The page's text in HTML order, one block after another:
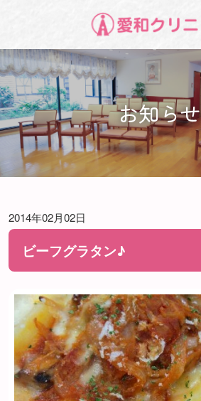
お知らせ
2014年02月02日
ビーフグラタン♪